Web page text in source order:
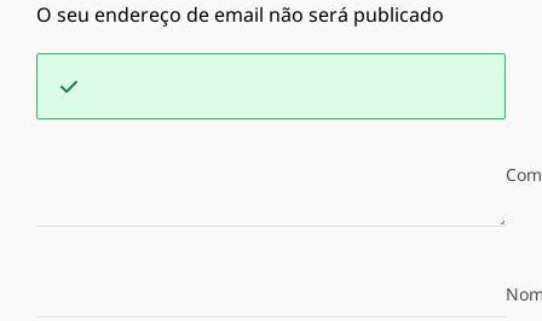
O seu endereço de email não será publicado